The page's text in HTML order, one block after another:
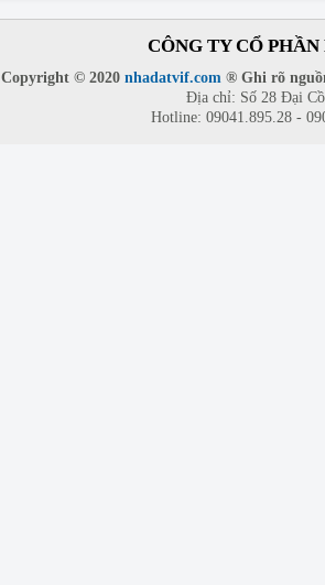
CÔNG TY CỔ
Copyright © 2020 nhadatvif.com ® Ghi rõ
Địa chỉ: Số 28 Đại
Hotline: 09041.895.28 -